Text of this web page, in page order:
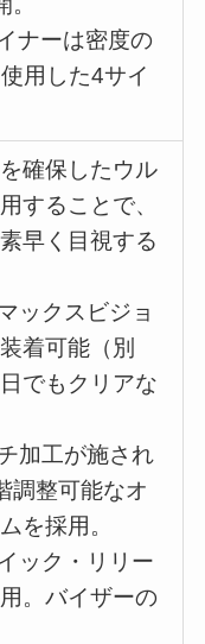
ナーは密度の
用した4サイ
確保したウル
することで、
早く目視する
ックスビジョ
着可能（別
でもクリアな
加工が施され
調整可能なオ
を採用。
ック・リリー
。バイザーの